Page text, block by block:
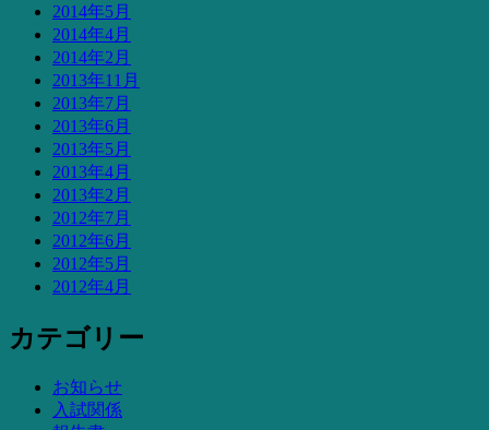
2014年5月
2014年4月
2014年2月
2013年11月
2013年7月
2013年6月
2013年5月
2013年4月
2013年2月
2012年7月
2012年6月
2012年5月
2012年4月
カテゴリー
お知らせ
入試関係